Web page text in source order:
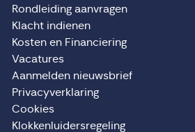
Rondleiding aanvragen
Klacht indienen
Kosten en Financiering
Vacatures
Aanmelden nieuwsbrief
Privacyverklaring
Cookies
Klokkenluidersregeling